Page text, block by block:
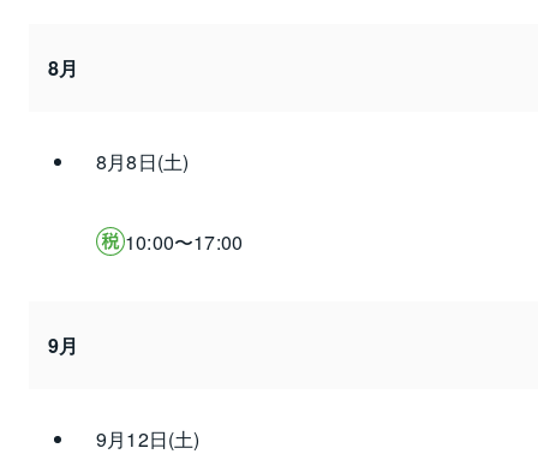
8月
8月8日(土)
10:00〜17:00
9月
9月12日(土)